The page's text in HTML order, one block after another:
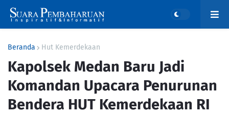
Beranda Hut Kemerdekaan
Kapolsek Medan Baru Jadi
Komandan Upacara Penurunan
Bendera HUT Kemerdekaan RI